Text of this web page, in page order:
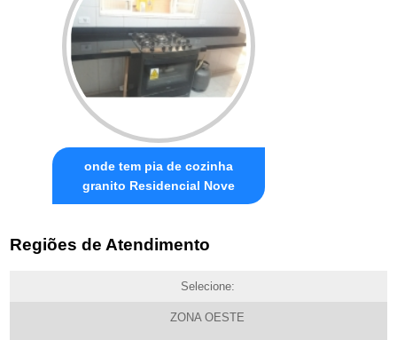
onde tem pia de cozinha
granito Residencial Nove
Regiões de Atendimento
Selecione:
ZONA OESTE